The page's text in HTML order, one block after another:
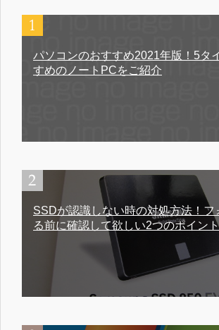
パソコンのおすすめ2021年版！5タ
すめのノートPCをご紹介
SSDが認識しない時の対処方法！フ
る前に確認して欲しい2つのポイント